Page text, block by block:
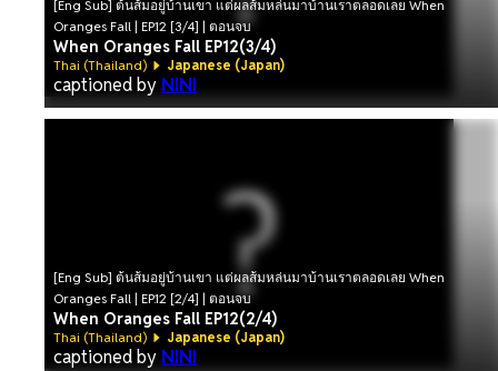
[Eng Sub] ต้นส้มอยู่บ้านเขา แต่ผลส้มหล่นมาบ้านเราตลอดเลย When
Oranges Fall | EP.12 [3/4] | ตอนจบ
When Oranges Fall EP12(3/4)
Thai (Thailand) Japanese (Japan)
captioned by NINI
[Eng Sub] ต้นส้มอยู่บ้านเขา แต่ผลส้มหล่นมาบ้านเราตลอดเลย When
Oranges Fall | EP.12 [2/4] | ตอนจบ
When Oranges Fall EP12(2/4)
Thai (Thailand) Japanese (Japan)
captioned by NINI